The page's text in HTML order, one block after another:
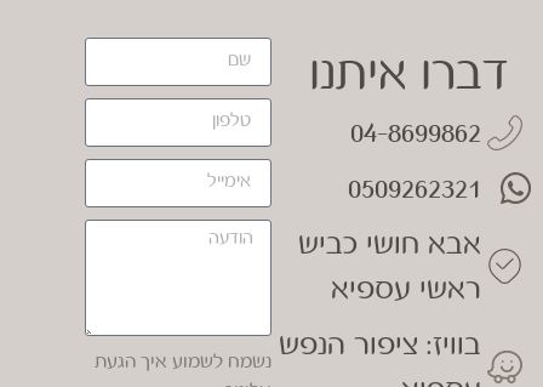
דברו איתנו
04-8699862
0509262321
אבא חושי כביש
ראשי עספיא
בוויז: ציפור הנפש
נשמח לשמוע איך הגעת